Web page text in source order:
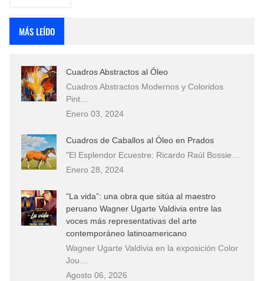
MÁS LEÍDO
Cuadros Abstractos al Óleo
Cuadros Abstractos Modernos y Coloridos
Pint…
Enero 03, 2024
Cuadros de Caballos al Óleo en Prados
"El Esplendor Ecuestre: Ricardo Raúl Bossie…
Enero 28, 2024
“La vida”: una obra que sitúa al maestro
peruano Wagner Ugarte Valdivia entre las
voces más representativas del arte
contemporáneo latinoamericano
Wagner Ugarte Valdivia en la exposición Color
Jou…
Agosto 06, 2026